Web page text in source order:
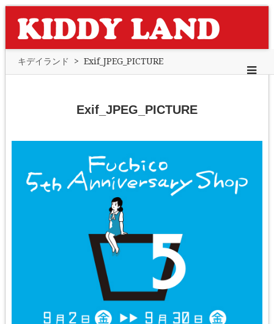
キデイランド > Exif_JPEG_PICTURE
Exif_JPEG_PICTURE